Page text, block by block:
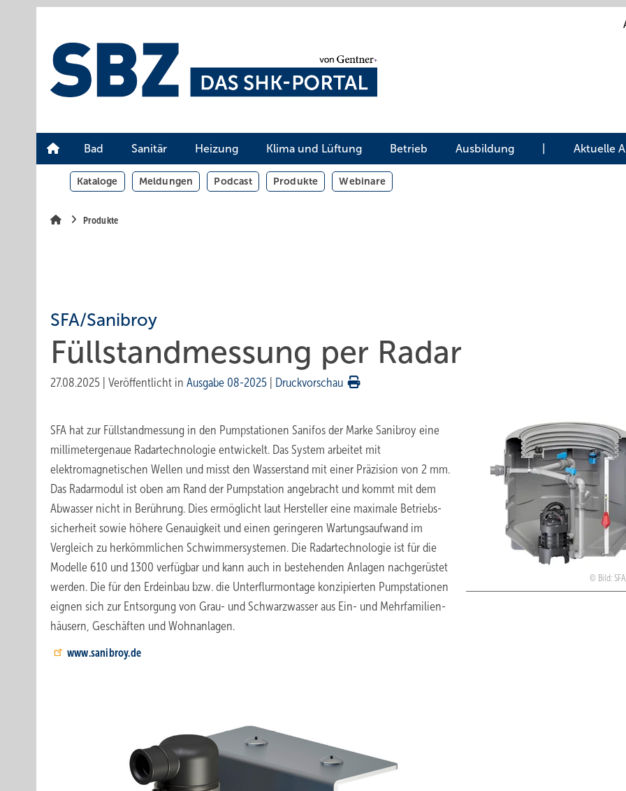
Bad Sanitär Heizung Klima und Lüftung Betrieb Ausbildung Aktuelle
Kataloge Meldungen Podcast Produkte Webinare
Produkte
SFA/Sanibroy
Füllstandmessung per Radar
27.08.2025 Veröffentlicht in Ausgabe 08-2025 Druckvorschau
Bild:
SFA hat zur Füllstandmessung in den Pumpstationen Sanifos der Marke ­Sanibroy eine
millimetergenaue Radartechnologie entwickelt. Das System arbeitet mit
elektromagnetischen Wellen und misst den Wasserstand mit einer Präzision von 2 mm.
Das Radarmodul ist oben am Rand der Pumpstation angebracht und kommt mit dem
Abwasser nicht in Berührung. Dies ermöglicht laut Hersteller eine maximale Betriebs­
sicherheit sowie höhere Genauigkeit und einen geringeren Wartungsaufwand im
Vergleich zu herkömmlichen Schwimmersystemen. Die Radartechnologie ist für die
Modelle 610 und 1300 verfügbar und kann auch in bestehenden Anlagen nachgerüstet
werden. Die für den Erdeinbau bzw. die Unterflurmontage konzipierten Pumpstationen
eignen sich zur Entsorgung von Grau- und Schwarzwasser aus Ein- und Mehrfamilien­
häusern, Geschäften und Wohnanlagen.
www.sanibroy.de